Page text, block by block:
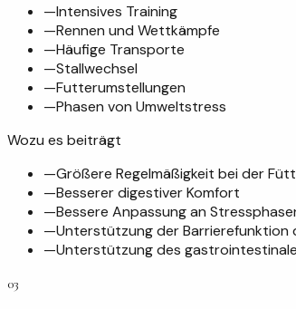
—Intensives Training
—Rennen und Wettkämpfe
—Häufige Transporte
—Stallwechsel
—Futterumstellungen
—Phasen von Umweltstress
Wozu es beiträgt
—Größere Regelmäßigkeit bei der
—Besserer digestiver Komfort
—Bessere Anpassung an
—Unterstützung der Barrierefunktion
—Unterstützung des
03